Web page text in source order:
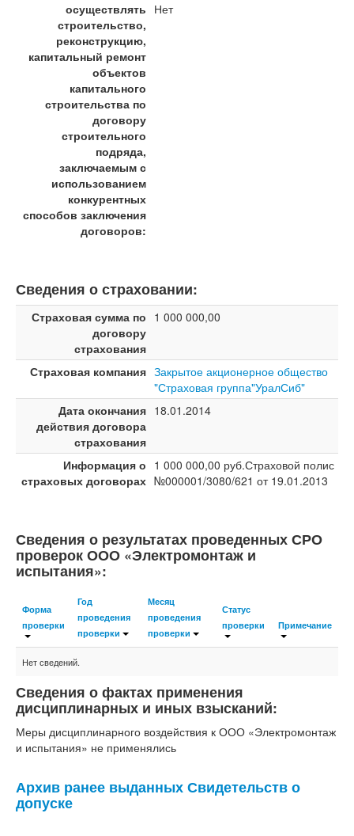
осуществлять
строительство,
реконструкцию,
капитальный ремонт
объектов
капитального
строительства по
договору
строительного
подряда,
заключаемым с
использованием
конкурентных
способов заключения
договоров:
Нет
Сведения о страховании:
Страховая сумма по
договору
страхования
1 000 000,00
Страховая компания Закрытое акционерное общество
"Страховая группа"УралСиб"
Дата окончания
действия договора
страхования
18.01.2014
Информация о
страховых договорах
1 000 000,00 руб.Страховой полис
№000001/3080/621 от 19.01.2013
Сведения о результатах проведенных СРО
проверок ООО «Электромонтаж и
испытания»:
Форма
проверки
Год
проведения
проверки
Месяц
проведения
проверки
Статус
проверки
Примечание
Нет сведений.
Сведения о фактах применения
дисциплинарных и иных взысканий:
Меры дисциплинарного воздействия к ООО «Электромонтаж
и испытания» не применялись
Архив ранее выданных Свидетельств о
допуске